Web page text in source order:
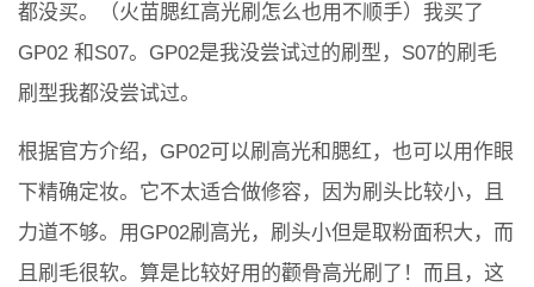
都没买。（火苗腮红高光刷怎么也用不顺手）我买了
GP02 和S07。GP02是我没尝试过的刷型，S07的刷毛
刷型我都没尝试过。
根据官方介绍，GP02可以刷高光和腮红，也可以用作眼
下精确定妆。它不太适合做修容，因为刷头比较小，且
力道不够。用GP02刷高光，刷头小但是取粉面积大，而
且刷毛很软。算是比较好用的颧骨高光刷了！而且，这